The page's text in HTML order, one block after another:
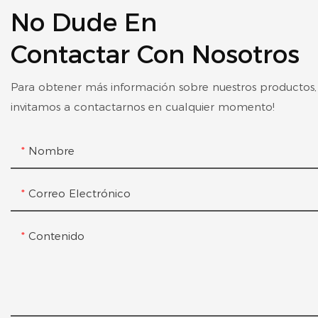
No Dude En
Contactar Con Nosotros
Para obtener más información sobre nuestros productos,
invitamos a contactarnos en cualquier momento!
Nombre
Correo Electrónico
Contenido